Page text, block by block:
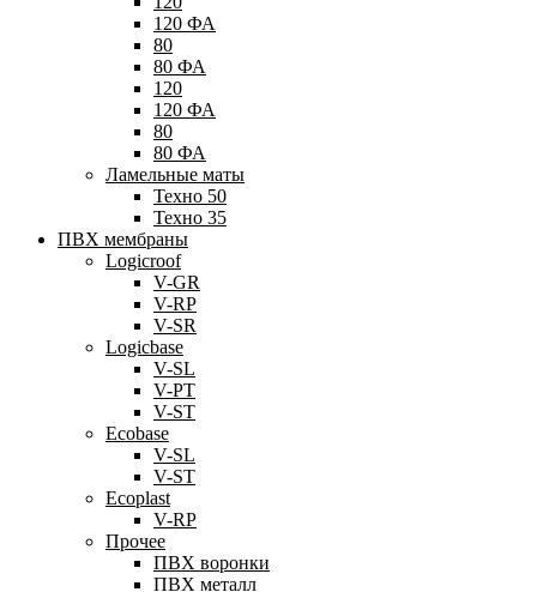
120 ФА
80
80 ФА
120
120 ФА
80
80 ФА
Ламельные маты
Техно 50
Техно 35
ПВХ мембраны
Logicroof
V-GR
V-RP
V-SR
Logicbase
V-SL
V-PT
V-ST
Ecobase
V-SL
V-ST
Ecoplast
V-RP
Прочее
ПВХ воронки
ПВХ металл